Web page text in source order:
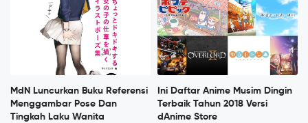
MdN Luncurkan Buku Referensi
Menggambar Pose Dan
Tingkah Laku Wanita
Ini Daftar Anime Musim Dingin
Terbaik Tahun 2018 Versi
dAnime Store